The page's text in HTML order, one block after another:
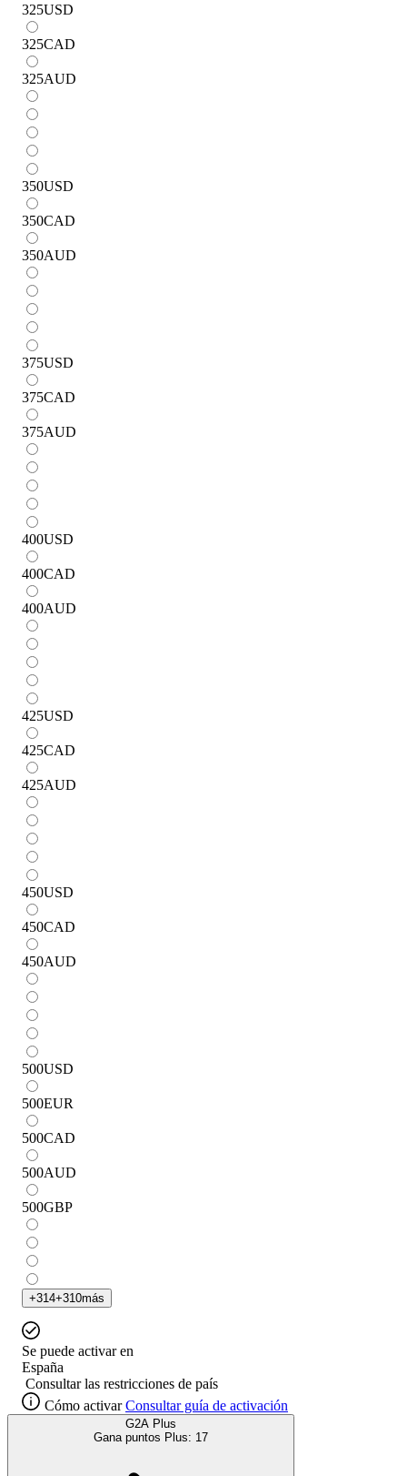
325USD
325CAD
325AUD
350USD
350CAD
350AUD
375USD
375CAD
375AUD
400USD
400CAD
400AUD
425USD
425CAD
425AUD
450USD
450CAD
450AUD
500USD
500EUR
500CAD
500AUD
500GBP
+314+310más
Se puede activar en
España
Consultar las restricciones de país
Cómo activar Consultar guía de activación
G2A Plus
Gana puntos Plus: 17